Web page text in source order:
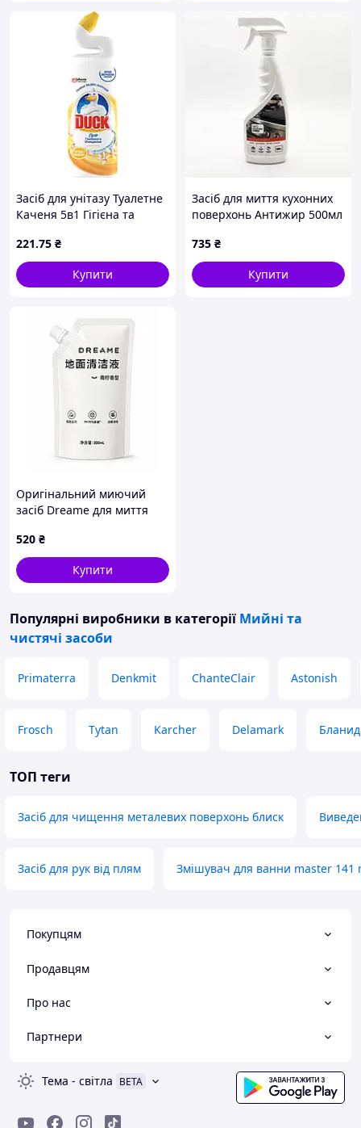
Засіб для унітазу Туалетне
Каченя 5в1 Гігієна та
221.75 ₴
Купити
Засіб для миття кухонних
поверхонь Антижир 500мл
НФ-00001773
735 ₴
Купити
Оригінальний миючий
засіб Dreame для миття
пакет) для миючих
пилососів
520 ₴
Купити
Популярні виробники в категорії Мийні та
чистячі засоби
Primaterra Denkmit ChanteClair Astonish
Frosch Tytan Karcher Delamark
ТОП теги
Засіб для чищення металевих поверхонь блиск
Засіб для рук від плям Змішувач для ванни master 141
Покупцям
Продавцям
Про нас
Партнери
Тема - світла BETA